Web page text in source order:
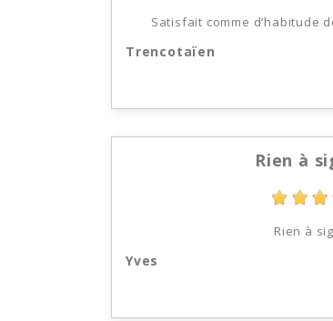
Satisfait comme d’habitude
Trencotaïen
Rien à
Rien à
Yves